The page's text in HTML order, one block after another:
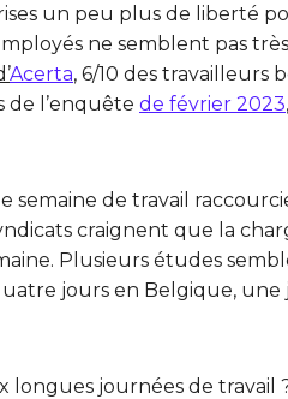
un peu plus de liberté
ne semblent pas
Acerta, 6/10 des travailleurs
de l’enquête de février 2023
de travail
craignent que la
Plusieurs études
jours en Belgique, une
longues journées de travail